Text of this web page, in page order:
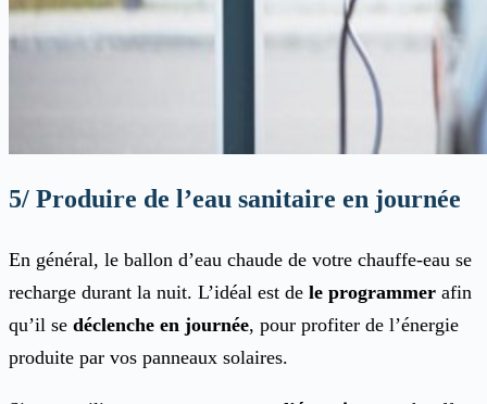
5/ Produire de l’eau sanitaire en journée
En général, le ballon d’eau chaude de votre chauffe-eau se
recharge durant la nuit. L’idéal est de le programmer afin
qu’il se déclenche en journée, pour profiter de l’énergie
produite par vos panneaux solaires.